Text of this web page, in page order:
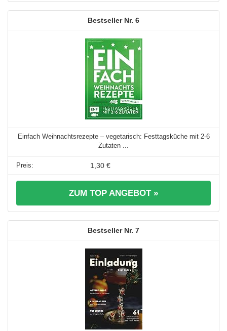
6
Einfach Weihnachtsrezepte – vegetarisch: Festtagsküche mit 2-6
Zutaten ...
1,30 €
ZUM TOP ANGEBOT »
7